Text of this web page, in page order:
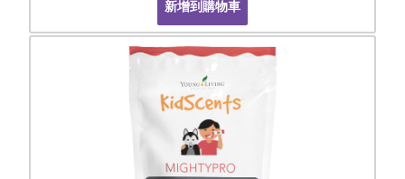
新增到購物車